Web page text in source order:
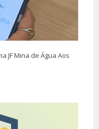
JF Mina de Água Aos